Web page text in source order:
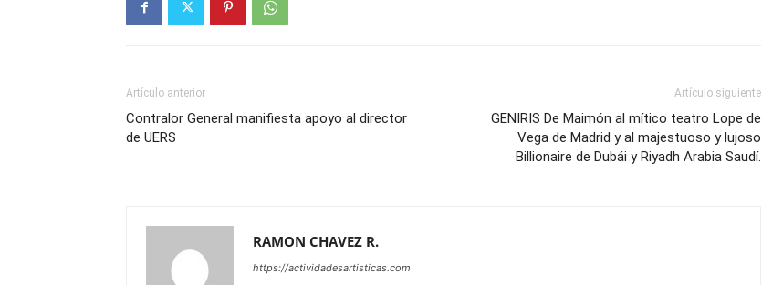
Artículo anterior
Contralor General manifiesta apoyo al director
de UERS
Artículo siguiente
GENIRIS De Maimón al mítico teatro Lope de
Vega de Madrid y al majestuoso y lujoso
Billionaire de Dubái y Riyadh Arabia Saudí.
RAMON CHAVEZ R.
https://actividadesartisticas.com